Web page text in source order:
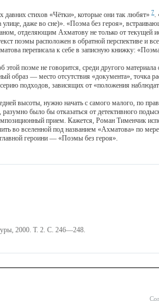
стихов «Чётки», которые они так любят» 7
даже во сне)». «Поэма без героя»,
отделяющим Ахматову не только от текущей
поэмы расположен в обратной перспективе и
переписала к себе в записную книжку:
поэме не говорится, среди другого материала
образ — место отсутствия «документа», точка
подходов, зависящих от «положения
высоты, нужно начать с самого малого, по
было бы отказаться от детективного
прием. Кажется, Роман Тименчик
во вселенной под названием «Ахматова» по
героини — «Поэмы без героя».
2000. Т. 2. С. 246—248.